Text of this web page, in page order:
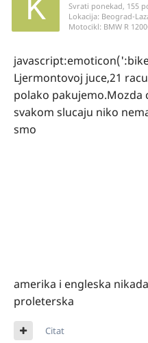
Svrati ponekad, 155
Lokacija: Beograd-
Motocikl: BMW R
Ljermontovoj juce,21
polako pakujemo.Mozda
svakom slucaju niko
smo
amerika i engleska
proleterska
Citat